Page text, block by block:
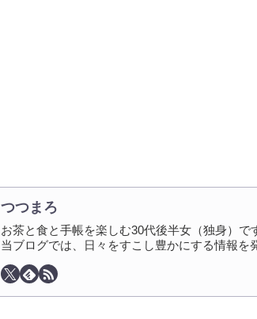
つつまろ
お茶と食と手帳を楽しむ30代後半女（独身）で
当ブログでは、日々をすこし豊かにする情報を